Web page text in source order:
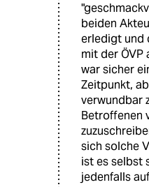
beiden
erledigt und
mit der ÖVP
war sicher
Zeitpunkt,
verwundbar
Betroffenen
sich solche
ist es selbst
jedenfalls